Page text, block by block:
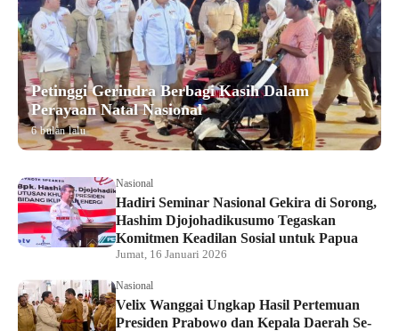
Petinggi Gerindra Berbagi Kasih Dalam
Perayaan Natal Nasional
6 bulan lalu
Nasional
Hadiri Seminar Nasional Gekira di Sorong,
Hashim Djojohadikusumo Tegaskan
Komitmen Keadilan Sosial untuk Papua
Jumat, 16 Januari 2026
Nasional
Velix Wanggai Ungkap Hasil Pertemuan
Presiden Prabowo dan Kepala Daerah Se-